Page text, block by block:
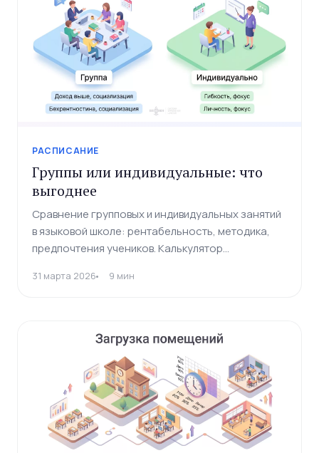
РАСПИСАНИЕ
Группы или индивидуальные: что
выгоднее
Сравнение групповых и индивидуальных занятий
в языковой школе: рентабельность, методика,
предпочтения учеников. Калькулятор
31 марта 2026 9 мин